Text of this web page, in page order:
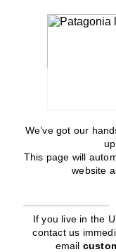
We’ve got our
This page will
website
If you live in the
contact us
email